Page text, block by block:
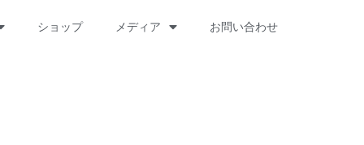
ショップ メディア お問い合わせ